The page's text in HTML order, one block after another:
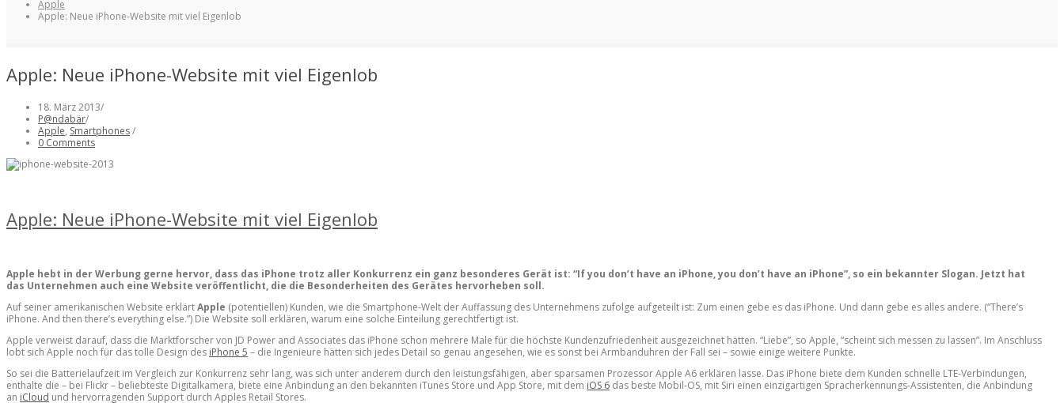
Apple
Apple: Neue iPhone-Website mit viel Eigenlob
Apple: Neue iPhone-Website mit viel Eigenlob
18. März 2013/
P@ndabär/
Apple, Smartphones/
0 Comments
Apple: Neue iPhone-Website mit viel Eigenlob
Apple hebt in der Werbung gerne hervor, dass das iPhone trotz aller Konkurrenz ein ganz besonderes Gerät ist: “If you don’t have an iPhone, you don’t have an iPhone”, so ein bekannter Slogan. Jetzt hat
das Unternehmen auch eine Website veröffentlicht, die die Besonderheiten des Gerätes hervorheben soll.
Auf seiner amerikanischen Website erklärtApple (potentiellen) Kunden, wie die Smartphone-Welt der Auffassung des Unternehmens zufolge aufgeteilt ist: Zum einen gebe es das iPhone. Und dann gebe es alles andere. (“There’s
iPhone. And then there’s everything else.”) Die Website soll erklären, warum eine solche Einteilung gerechtfertigt ist.
Apple verweist darauf, dass die Marktforscher von JD Power and Associates das iPhone schon mehrere Male für die höchste Kundenzufriedenheit ausgezeichnet hätten. “Liebe”, so Apple, “scheint sich messen zu lassen”. Im Anschluss
lobt sich Apple noch für das tolle Design des iPhone 5 – die Ingenieure hätten sich jedes Detail so genau angesehen, wie es sonst bei Armbanduhren der Fall sei – sowie einige weitere Punkte.
So sei die Batterielaufzeit im Vergleich zur Konkurrenz sehr lang, was sich unter anderem durch den leistungsfähigen, aber sparsamen Prozessor Apple A6 erklären lasse. Das iPhone biete dem Kunden schnelle LTE-Verbindungen,
enthalte die – bei Flickr – beliebteste Digitalkamera, biete eine Anbindung an den bekannten iTunes Store und App Store, mit dem iOS 6 das beste Mobil-OS, mit Siri einen einzigartigen Spracherkennungs-Assistenten, die Anbindung
an iCloud und hervorragenden Support durch Apples Retail Stores.